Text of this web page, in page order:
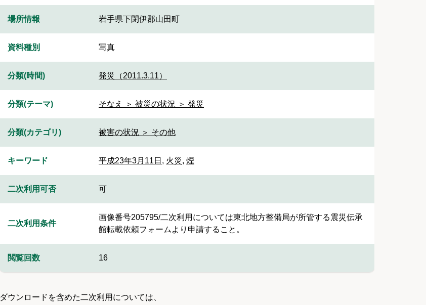
場所情報 岩手県下閉伊郡山田町
資料種別 写真
分類(時間) 発災（2011.3.11）
分類(テーマ) そなえ ＞ 被災の状況 ＞ 発災
分類(カテゴリ) 被害の状況 ＞ その他
キーワード 平成23年3月11日 , 火災, 煙
二次利用可否 可
二次利用条件
画像番号205795/二次利用については東北地方整備局が所管する震災伝承
館転載依頼フォームより申請すること。
閲覧回数 16
ダウンロードを含めた二次利用については、